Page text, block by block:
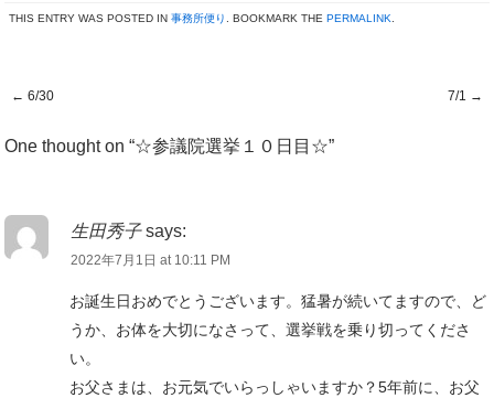
THIS ENTRY WAS POSTED IN 事務所便り . BOOKMARK THE PERMALINK
Post navigation
← 6/30 7/1 →
One thought on “☆参議院選挙１０日目☆”
生田秀子 says:
2022年7月1日 at 10:11 PM
お誕生日おめでとうございます。猛暑が続いてますので、ど
うか、お体を大切になさって、選挙戦を乗り切ってくださ
い。
お父さまは、お元気でいらっしゃいますか？5年前に、お父